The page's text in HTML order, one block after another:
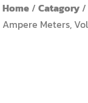
Home / Catagory /
Ampere Meters,